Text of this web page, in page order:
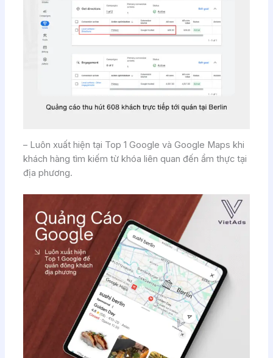
– Luôn xuất hiện tại Top 1 Google và Google Maps khi
khách hàng tìm kiếm từ khóa liên quan đến ẩm thực tại
địa phương.